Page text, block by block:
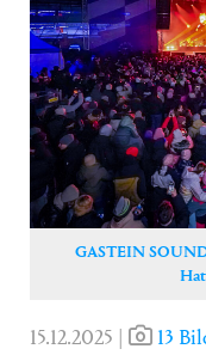
GASTEIN
15.12.2025 | 13